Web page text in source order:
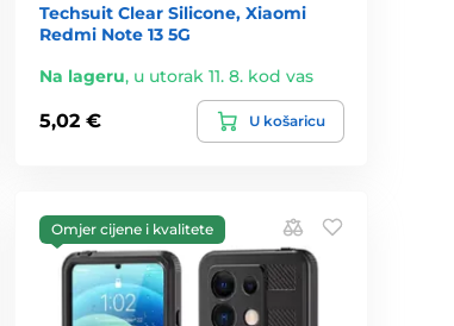
Techsuit Clear Silicone, Xiaomi
Redmi Note 13 5G
Na lageru, u utorak 11. 8. kod vas
5,02 € U košaricu
Omjer cijene i kvalitete